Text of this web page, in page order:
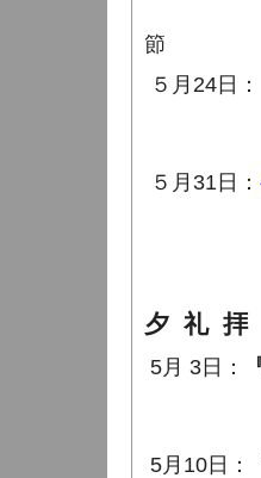
(新約聖
節
５月24日：
(旧約
(新約聖
５月31日：
(旧約聖
(新約聖
夕 礼 拝
5月 3日：
(旧約
(新約聖
5月10日：